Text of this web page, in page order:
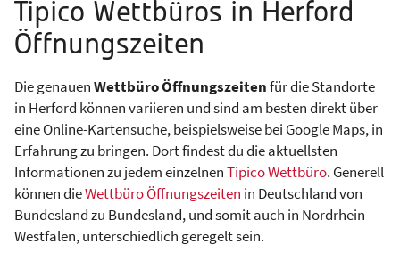
Tipico Wettbüros in Herford
Öffnungszeiten
Die genauenWettbüro Öffnungszeitenfür die Standorte
in Herford können variieren und sind am besten direkt über
eine Online-Kartensuche, beispielsweise bei Google Maps, in
Erfahrung zu bringen. Dort findest du die aktuellsten
Informationen zu jedem einzelnenTipico Wettbüro. Generell
können dieWettbüro Öffnungszeiten in Deutschland von
Bundesland zu Bundesland, und somit auch in Nordrhein-
Westfalen, unterschiedlich geregelt sein.